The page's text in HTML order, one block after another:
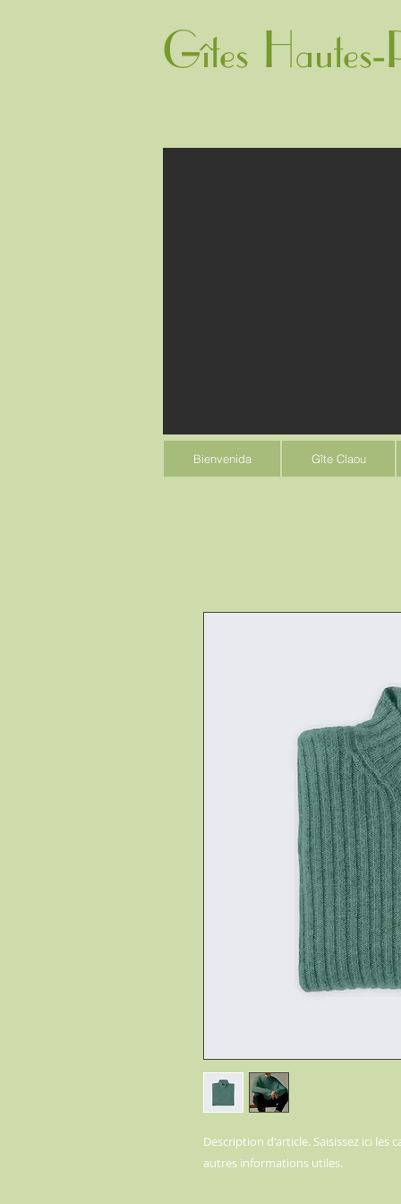
Gîtes Hautes-
Bienvenida Gîte Claou
Description d'article. Saisissez ici les
autres informations utiles.